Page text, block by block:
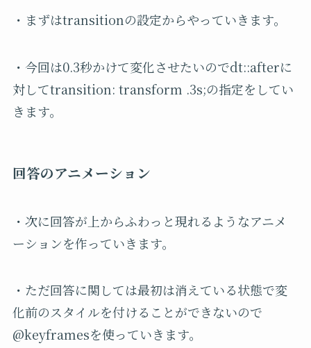
・まずはtransitionの設定からやっていきます。
・今回は0.3秒かけて変化させたいのでdt::afterに
対してtransition: transform .3s;の指定をしてい
きます。
回答のアニメーション
・次に回答が上からふわっと現れるようなアニメ
ーションを作っていきます。
・ただ回答に関しては最初は消えている状態で変
化前のスタイルを付けることができないので
@keyframesを使っていきます。